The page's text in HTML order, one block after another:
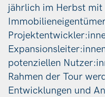
jährlich im Herbst mit
potenziellen
Rahmen der Tour
Entwicklungen und